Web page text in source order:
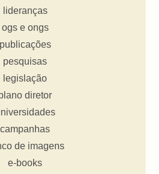
lideranças
ogs e ongs
publicações
pesquisas
legislação
diretor
campanhas
de imagens
e-books